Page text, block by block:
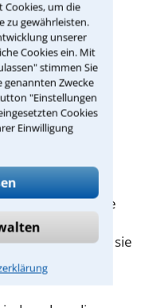
Cookies, um die
zu gewährleisten.
unserer
Cookies ein. Mit
stimmen Sie
Zwecke
"Einstellungen
Cookies
Einwilligung
aus:
auf das
gute Dienste
werden, ob sie